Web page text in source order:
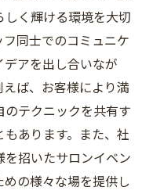
く輝ける環境を大切
同士でのコミュニケ
アを出し合いなが
ば、お客様により満
テクニックを共有す
あります。また、社
招いたサロンイベン
の様々な場を提供し